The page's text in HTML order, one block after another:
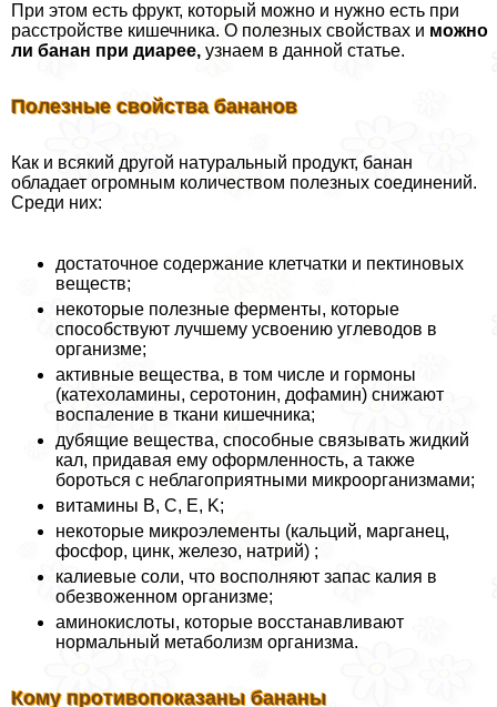
При этом есть фрукт, который можно и нужно есть при
расстройстве кишечника. О полезных свойствах и можно
ли банан при диарее, узнаем в данной статье.
Полезные свойства бананов
Как и всякий другой натуральный продукт, банан
обладает огромным количеством полезных соединений.
Среди них:
достаточное содержание клетчатки и пектиновых
веществ;
некоторые полезные ферменты, которые
способствуют лучшему усвоению углеводов в
организме;
активные вещества, в том числе и гормоны
(катехоламины, серотонин, дофамин) снижают
воспаление в ткани кишечника;
дубящие вещества, способные связывать жидкий
кал, придавая ему оформленность, а также
бороться с нeблагоприятными микроорганизмами;
витамины B, C, E, K;
некоторые микроэлементы (кальций, марганец,
фосфор, цинк, железо, натрий) ;
калиевые соли, что восполняют запас калия в
обезвоженном организме;
аминокислоты, которые восстанавливают
нормальный метаболизм организма.
Кому противопоказаны бананы